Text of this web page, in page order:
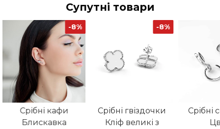
Супутні товари
-8%
Срібні кафи
Блискавка
-8%
Срібні гвіздочки
Кліф великі з
Срібні